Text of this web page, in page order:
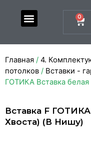
0
Главная / 4.
потолков / Вставки -
ГОТИКА Вставка белая
Вставка F
Хвоста) (в Нишу)